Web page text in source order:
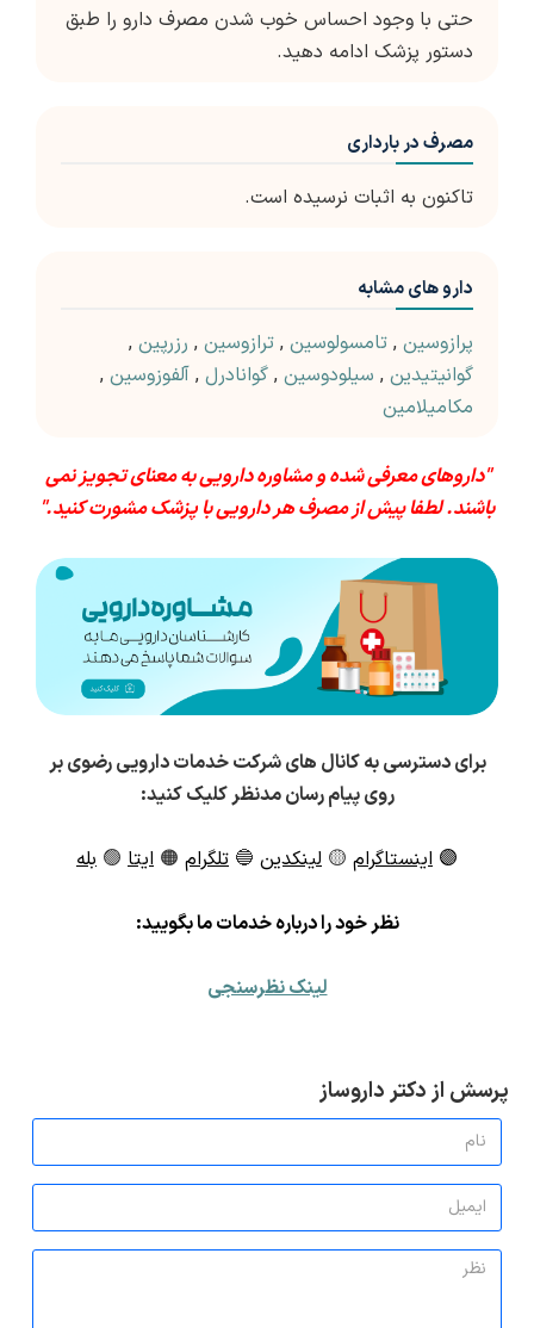
حتی با وجود احساس خوب شدن مصرف دارو را طبق
دستور پزشک ادامه دهید.
مصرف در بارداری
تاکنون به اثبات نرسیده است.
دارو های مشابه
پرازوسین , تامسولوسین , ترازوسین , رزرپین ,
گوانیتیدین , سیلودوسین , گوانادرل , آلفوزوسین ,
مکامیلامین
"داروهای معرفی شده و مشاوره دارویی به معنای تجویز نمی
باشند. لطفا پیش از مصرف هر دارویی با پزشک مشورت کنید."
برای دسترسی به کانال های شرکت خدمات دارویی رضوی بر
روی پیام رسان مدنظر کلیک کنید:
🟣 اینستاگرام 🟡 لینکدین 🔵 تلگرام 🟠 ایتا 🟢 بله
نظر خود را درباره خدمات ما بگویید:
لینک نظرسنجی
پرسش از دکتر داروساز